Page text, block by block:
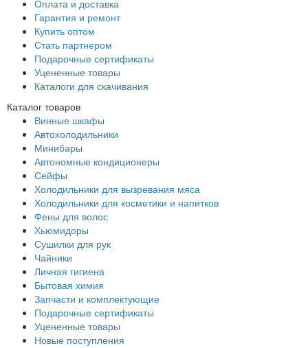
Оплата и доставка
Гарантия и ремонт
Купить оптом
Стать партнером
Подарочные сертификаты
Уцененные товары
Каталоги для скачивания
Каталог товаров
Винные шкафы
Автохолодильники
Минибары
Автономные кондиционеры
Сейфы
Холодильники для вызревания мяса
Холодильники для косметики и напитков
Фены для волос
Хьюмидоры
Сушилки для рук
Чайники
Личная гигиена
Бытовая химия
Запчасти и комплектующие
Подарочные сертификаты
Уцененные товары
Новые поступления